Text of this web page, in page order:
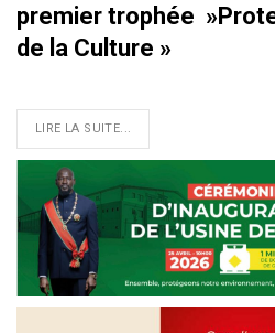
premier trophée
de la Culture »
LIRE LA SUITE...